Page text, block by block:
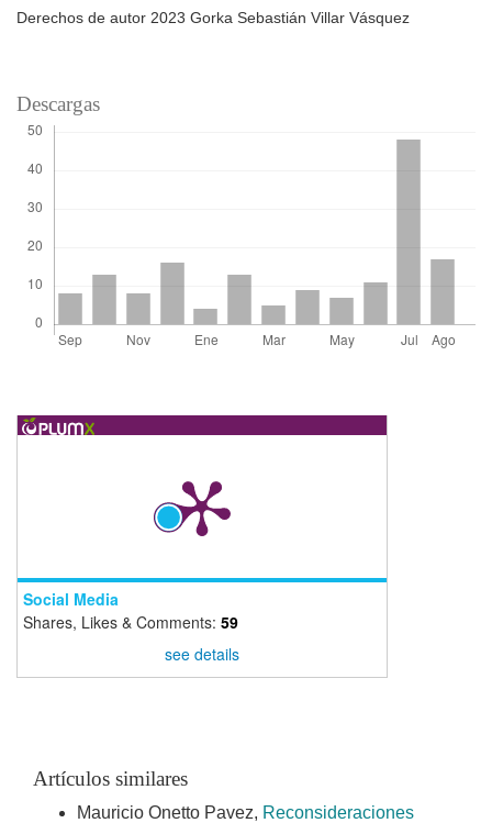
Derechos de autor 2023 Gorka Sebastián Villar Vásquez
Descargas
Social Media
Shares, Likes & Comments: 59
see details
Artículos similares
Mauricio Onetto Pavez, Reconsideraciones